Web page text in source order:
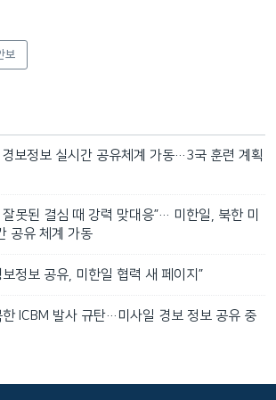
보
보정보 실시간 공유체계 가동…3국 훈련 계획
못된 결심 때 강력 맞대응”… 미한일, 북한 미
공유 체계 가동
정보 공유, 미한일 협력 새 페이지”
한 ICBM 발사 규탄…미사일 경보 정보 공유 중